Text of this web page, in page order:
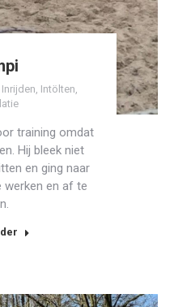
Inrijden, Intölten,
training omdat
Hij bleek niet
en ging naar
werken en af te